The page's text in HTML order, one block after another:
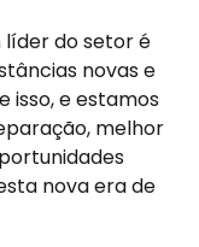
líder do setor é
novas e
isso, e estamos
melhor
nova era de